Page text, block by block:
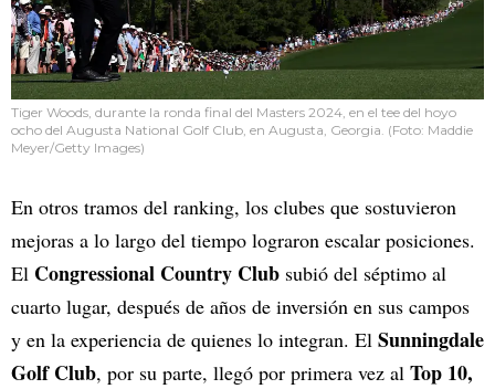
Tiger Woods, durante la ronda final del Masters 2024, en el tee del hoyo
ocho del Augusta National Golf Club, en Augusta, Georgia. (Foto: Maddie
Meyer/Getty Images)
En otros tramos del ranking, los clubes que sostuvieron
mejoras a lo largo del tiempo lograron escalar posiciones.
El Congressional Country Club subió del séptimo al
cuarto lugar, después de años de inversión en sus campos
y en la experiencia de quienes lo integran. El Sunningdale
Golf Club, por su parte, llegó por primera vez al Top 10,